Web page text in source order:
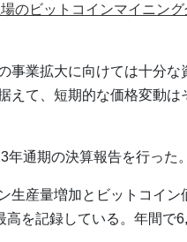
のビットコインマイニン
事業拡大に向けては十分
えて、短期的な価格変動
通期の決算報告を行った。
生産量増加とビットコイ
高を記録している。年間で